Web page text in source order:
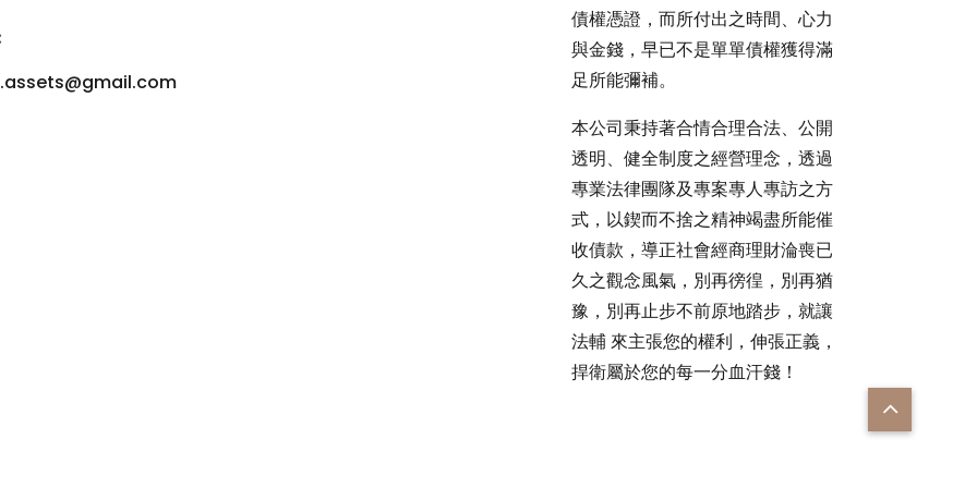
債權憑證，而所付出之時間、心力
與金錢，早已不是單單債權獲得滿
足所能彌補。
本公司秉持著合情合理合法、公開
透明、健全制度之經營理念，透過
專業法律團隊及專案專人專訪之方
式，以鍥而不捨之精神竭盡所能催
收債款，導正社會經商理財淪喪已
久之觀念風氣，別再徬徨，別再猶
豫，別再止步不前原地踏步，就讓
法輔 來主張您的權利，伸張正義，
捍衛屬於您的每一分血汗錢！